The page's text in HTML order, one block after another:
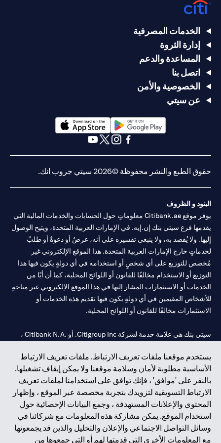
يستخدم موقعنا ملفات تعريف الارتباط. ملفات تعريف الارتباط
الأساسية مطلوبة لأمان وسلامة موقعنا ولا يمكن إيقاف تشغيلها.
بالنقر على 'موافق' ، فإنك توافق على استخدامنا لملفات تعريف
الارتباط التسويقية لتزويدك بتجربة مخصصة عبر الموقع ، وإظهار
المحتوى والإعلانات المستهدفة ، وجمع البيانات الإحصائية حول
استخدام الموقع. يمكن مشاركة هذه المعلومات مع شركائنا في
وسائل التواصل الاجتماعي والإعلان والتحليل والذين قد يجمعونها
مع المعلومات الأخرى التي قدمتها لهم أو التي جمعوها من
الخدمات المصرفية
إدارة الثروة
المساعدة والدعم
اتصل بنا
الخصوصية والأمن
عن سيتي
(opens in a new tab)
حقوق الطبع والنشر محفوظة ©2026 سيتي جروب انك.
البنود و الظروف
يوفر موقع Citibank.ae معلوماتٍ حول الحسابات والخدمات المالية التي
يقدمها فرع سيتي بنك إن.إيه. في الإمارات العربية المتحدة، ويتيح الوصول
إليها. ولا يُقصد به، ولا ينبغي تفسيره على أنه، عرضٌ أو دعوةٌ أو طلبٌ
لخدماتٍ خارج الإمارات العربية المتحدة. هذا الموقع الإلكتروني غير
مُخصص للتوزيع على أي شخصٍ أو استخدامه في أي دولةٍ يكون فيها هذا
التوزيع أو الاستخدام مخالفًا للقانون أو اللوائح المحلية، كما أن أيًا من
الخدمات أو الاستثمارات المشار إليها في هذا الموقع الإلكتروني غير متاحةٍ
للأشخاص المقيمين في أي دولةٍ يكون فيها تقديم هذه الخدمات أو
الاستثمارات مخالفًا للقانون أو اللوائح المحلية.
سيتي بنك هي علامة خدمة لشركة Citigroup Inc. أو .Citibank N.A ،
سيتي بنك إن. إيه. الإمارات مسجل لدى مصرف الإمارات المركزي تحت
أرقام التراخيص 202563 لفرع الوصل في دبي، 531989 لفرع مول
الإمارات في دبي، وCN-1002019لفرع أبوظبي. هاتف: 4000 311 04.
فرع سيتي بنك إن إيه - الإمارات العربية المتحدة مرخص من مصرف
الإمارات العربية المتحدة المركزي كفرع لبنك أجنبي.
سيتي بنك إن إيه الإمارات العربية المتحدة مرخص من هيئة الأوراق المالية
والسلع في الإمارات العربية المتحدة ("SCA") للقيام بالنشاط المالي لـ أ)